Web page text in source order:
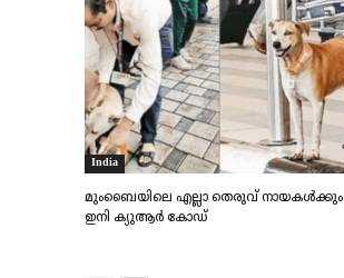
India
മുംബൈയിലെ എല്ലാ തെരുവ് നായകൾക്കും
ഇനി ക്യുആർ കോഡ്